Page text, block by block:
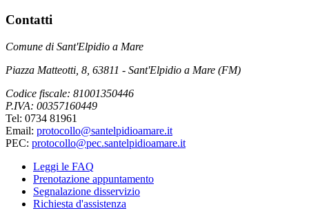
Contatti
Comune di Sant'Elpidio a Mare
Piazza Matteotti, 8, 63811 - Sant'Elpidio a Mare (FM)
Codice fiscale: 81001350446
P.IVA: 00357160449
Tel: 0734 81961
Email: protocollo@santelpidioamare.it
PEC: protocollo@pec.santelpidioamare.it
Leggi le FAQ
Prenotazione appuntamento
Segnalazione disservizio
Richiesta d'assistenza